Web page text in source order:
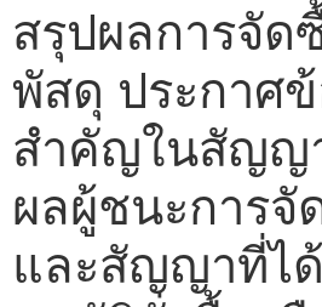
สรุปผลการจัด
พัสดุ ประกาศ
สำคัญในสัญญ
ผลผู้ชนะการจั
และสัญญาที่ไ